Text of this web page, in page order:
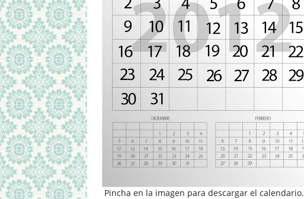
Pincha en la imagen para descargar el calendario.